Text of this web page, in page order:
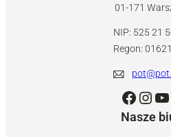
01-171
NIP: 525 21
Regon:
Facebook Instagram YouTube
Nasze